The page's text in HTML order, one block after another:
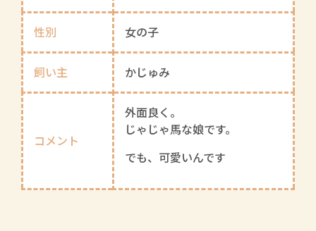
性別 女の子
飼い主 かじゅみ
コメント
外面良く。
じゃじゃ馬な娘です。
でも、可愛いんです